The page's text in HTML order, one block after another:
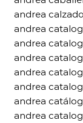
andrea
andrea
andrea
andrea
andrea
andrea
andrea
andrea